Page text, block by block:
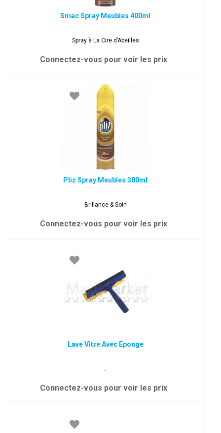
Smac Spray Meubles 400ml
Spray à La Cire d’Abeilles
Connectez-vous pour voir les prix
Pliz Spray Meubles 300ml
Brillance & Soin
Connectez-vous pour voir les prix
Lave Vitre Avec Éponge
.
Connectez-vous pour voir les prix